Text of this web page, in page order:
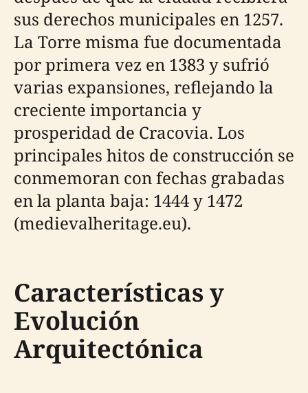
sus derechos municipales en 1257.
La Torre misma fue documentada
por primera vez en 1383 y sufrió
varias expansiones, reflejando la
creciente importancia y
prosperidad de Cracovia. Los
principales hitos de construcción se
conmemoran con fechas grabadas
en la planta baja: 1444 y 1472
(medievalheritage.eu).
Características y
Evolución
Arquitectónica